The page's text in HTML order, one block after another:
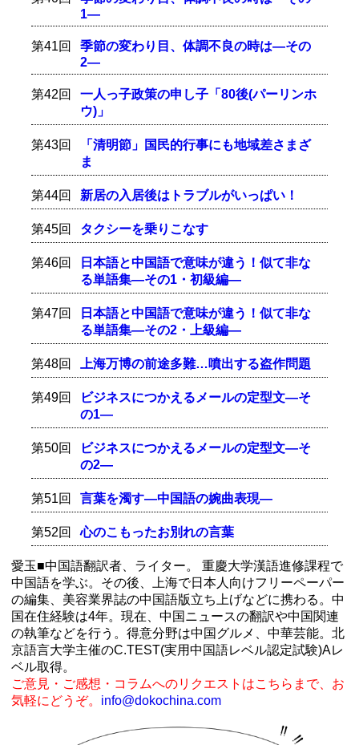
1―
第41回
季節の変わり目、体調不良の時は―その
2―
第42回
一人っ子政策の申し子「80後(パーリンホ
ウ)」
第43回
「清明節」国民的行事にも地域差さまざ
ま
第44回 新居の入居後はトラブルがいっぱい！
第45回 タクシーを乗りこなす
第46回
日本語と中国語で意味が違う！似て非な
る単語集―その1・初級編―
第47回
日本語と中国語で意味が違う！似て非な
る単語集―その2・上級編―
第48回 上海万博の前途多難…噴出する盗作問題
第49回
ビジネスにつかえるメールの定型文―そ
の1―
第50回
ビジネスにつかえるメールの定型文―そ
の2―
第51回 言葉を濁す―中国語の婉曲表現―
第52回 心のこもったお別れの言葉
愛玉■中国語翻訳者、ライター。 重慶大学漢語進修課程で
中国語を学ぶ。その後、上海で日本人向けフリーペーパー
の編集、美容業界誌の中国語版立ち上げなどに携わる。中
国在住経験は4年。現在、中国ニュースの翻訳や中国関連
の執筆などを行う。得意分野は中国グルメ、中華芸能。北
京語言大学主催のC.TEST(実用中国語レベル認定試験)Aレ
ベル取得。
ご意見・ご感想・コラムへのリクエストはこちらまで、お
気軽にどうぞ。 info@dokochina.com